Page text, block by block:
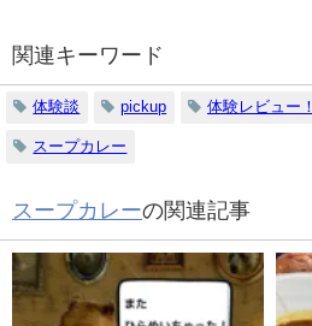
関連キーワード
体験談 pickup 体験レビュー！
スープカレー
スープカレーの関連記事